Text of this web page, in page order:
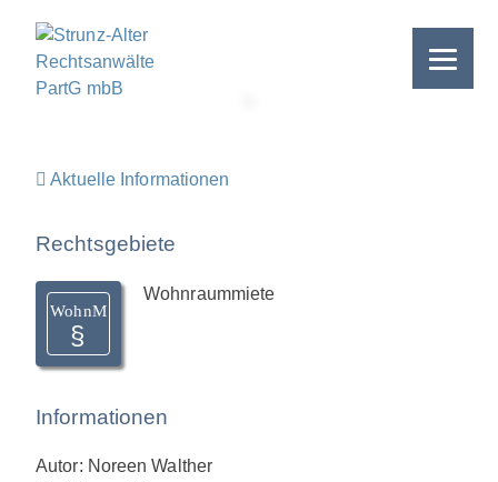
Aktuelle Informationen
Rechtsgebiete
WohnM
Wohnraummiete
Informationen
Autor: Noreen Walther